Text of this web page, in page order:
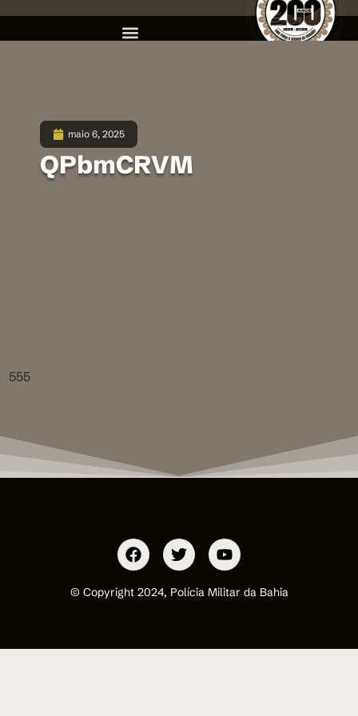
maio 6, 2025
QPbmCRVM
555
© Copyright 2024, Polícia Militar da Bahia